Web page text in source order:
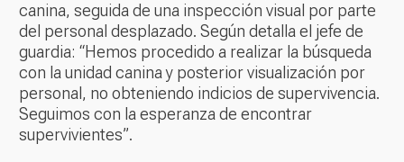
canina, seguida de una inspección visual por parte
del personal desplazado. Según detalla el jefe de
guardia: “Hemos procedido a realizar la búsqueda
con la unidad canina y posterior visualización por
personal, no obteniendo indicios de supervivencia.
Seguimos con la esperanza de encontrar
supervivientes”.